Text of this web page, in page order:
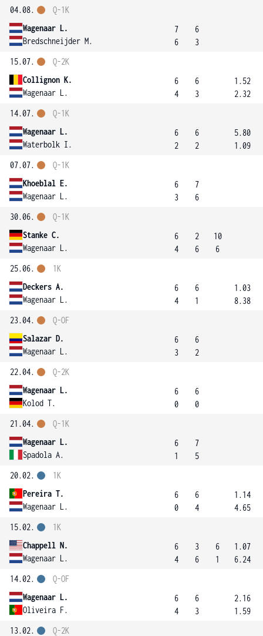
04.08.
Wagenaar L.
Bredschneijder M.
Q-1K
7
6
6
3
15.07.
Collignon K.
Wagenaar L.
Q-2K
6
4
6
3
1.52
2.32
14.07.
Wagenaar L.
Waterbolk I.
Q-1K
6
2
6
2
5.80
1.09
07.07.
Khoeblal E.
Wagenaar L.
Q-1K
6
3
7
6
30.06.
Stanke C.
Wagenaar L.
Q-1K
6
4
2
6
10
6
25.06.
Deckers A.
Wagenaar L.
1K
6
4
6
1
1.03
8.38
23.04.
Salazar D.
Wagenaar L.
Q-OF
6
3
6
2
22.04.
Wagenaar L.
Kolod T.
Q-2K
6
0
6
0
21.04.
Wagenaar L.
Spadola A.
Q-1K
6
1
7
5
20.02.
Pereira T.
Wagenaar L.
1K
6
0
6
4
1.14
4.65
15.02.
Chappell N.
Wagenaar L.
1K
6
4
3
6
6
1
1.07
6.24
14.02.
Wagenaar L.
Oliveira F.
Q-OF
6
4
6
3
2.16
1.59
13.02.
Q-2K